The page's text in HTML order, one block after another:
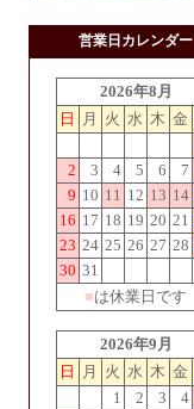
営業日カレンダー
2026年8月
日
月 火 水 木 金
2
3 4 5 6 7
9 10 11 12 13 14
16 17 18 19 20 21
23 24 25 26 27 28
30 31
■は休業日です
2026年9月
日
月 火 水 木 金
1
2 3 4